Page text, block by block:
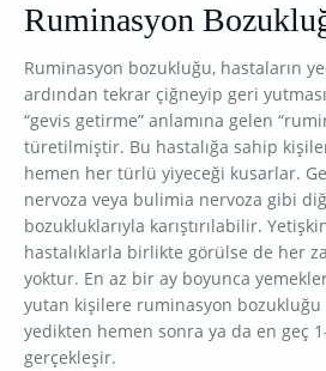
Ruminasyon
Ruminasyon bozukluğu, hastaların
ardından tekrar çiğneyip geri
“gevis getirme” anlamına gelen
türetilmiştir. Bu hastalığa sahip
hemen her türlü yiyeceği kusarlar.
nervoza veya bulimia nervoza gibi
bozukluklarıyla karıştırılabilir.
hastalıklarla birlikte görülse de her
yoktur. En az bir ay boyunca
yutan kişilere ruminasyon bozukluğu
yedikten hemen sonra ya da en geç
gerçekleşir.